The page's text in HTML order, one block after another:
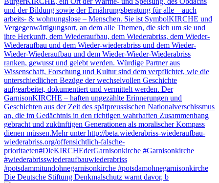
Die Deutsche Stiftung Denkmalschutz warnt davor, b